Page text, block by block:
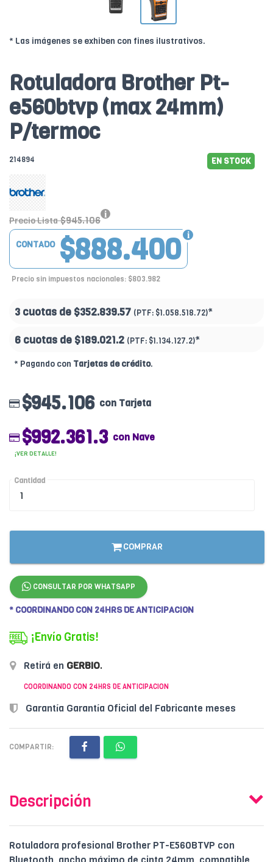
* Las imágenes se exhiben con fines ilustrativos.
Rotuladora Brother Pt-
e560btvp (max 24mm)
P/termoc
214894 EN STOCK
Precio Lista $945.106
$888.400
CONTADO
Precio sin impuestos nacionales: $803.982
3 cuotas de $352.839.57 (PTF: $1.058.518.72)*
6 cuotas de $189.021.2 (PTF: $1.134.127.2)*
* Pagando con Tarjetas de crédito.
$945.106 con Tarjeta
$992.361.3 con Nave
¡VER DETALLE!
Cantidad
COMPRAR
CONSULTAR POR WHATSAPP
* COORDINANDO CON 24HRS DE ANTICIPACION
¡Envío Gratis!
Retirá en GERBIO.
COORDINANDO CON 24HRS DE ANTICIPACION
Garantía Garantía Oficial del Fabricante meses
COMPARTIR:
Descripción
Rotuladora profesional Brother PT-E560BTVP con